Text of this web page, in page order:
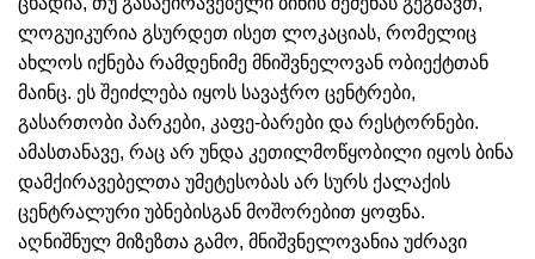
ლოგუიკურია გსურდეთ ისეთ ლოკაციას, რომელიც
ახლოს იქნება რამდენიმე მნიშვნელოვან ობიექტთან
მაინც. ეს შეიძლება იყოს სავაჭრო ცენტრები,
გასართობი პარკები, კაფე-ბარები და რესტორნები.
ამასთანავე, რაც არ უნდა კეთილმოწყობილი იყოს ბინა
დამქირავებელთა უმეტესობას არ სურს ქალაქის
ცენტრალური უბნებისგან მოშორებით ყოფნა.
აღნიშნულ მიზეზთა გამო, მნიშვნელოვანია უძრავი